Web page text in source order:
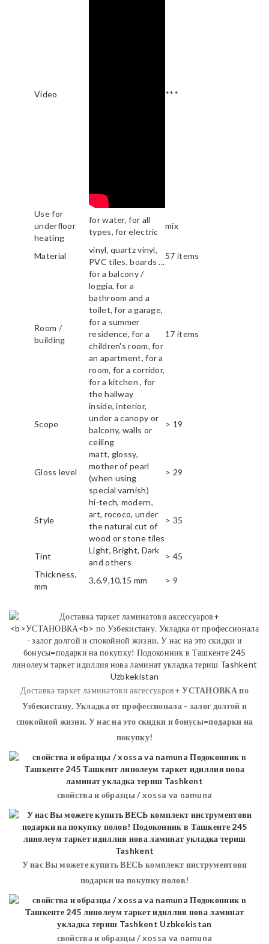
Video ***
Use for
underfloor
heating
for water, for all
types, for electric
mix
Material
vinyl, quartz vinyl,
PVC tiles, boards ...
57 items
Room /
building
for a balcony /
loggia, for a
bathroom and a
toilet, for a garage,
for a summer
residence, for a
children's room, for
an apartment, for a
room, for a corridor,
for a kitchen , for
the hallway
17 items
Scope
inside, interior,
under a canopy or
balcony, walls or
ceiling
> 19
Gloss level
matt, glossy,
mother of pearl
(when using
special varnish)
> 29
Style
hi-tech, modern,
art, rococo, under
the natural cut of
wood or stone tiles
> 35
Tint
Light, Bright, Dark
and others
> 45
Thickness,
mm
3,6,9,10,15 mm > 9
Доставка таркет ламинатови аксессуаров+УСТАНОВКАпо
Узбекистану. Укладка от профессионала - залог долгой и
спокойной жизни. У нас на это скидки и бонусы=подарки на
покупку!
свойства и образцы / xossa va namuna
У нас Вы можете купить ВЕСЬ комплект инструментови
подарки на покупку полов!
свойства и образцы / xossa va namuna